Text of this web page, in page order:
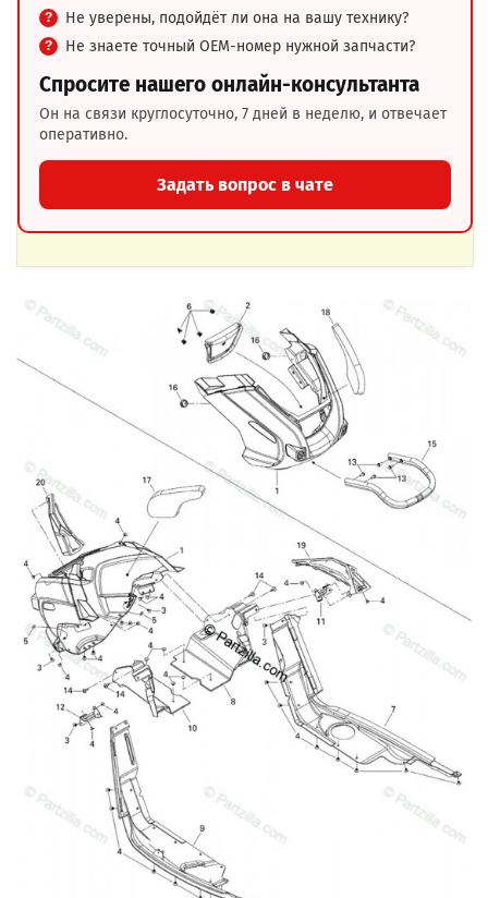
Не уверены, подойдёт ли она на вашу технику?
Не знаете точный OEM-номер нужной запчасти?
Спросите нашего онлайн-консультанта
Он на связи круглосуточно, 7 дней в неделю, и отвечает
оперативно.
Задать вопрос в чате